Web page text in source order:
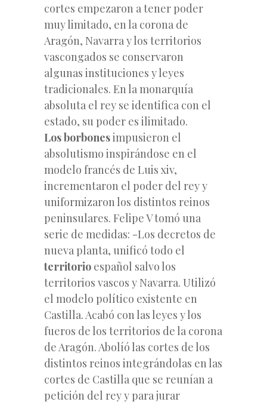
cortes empezaron a tener poder
muy limitado, en la corona de
Aragón, Navarra y los territorios
vascongados se conservaron
algunas instituciones y leyes
tradicionales. En la monarquía
absoluta el rey se identifica con el
estado, su poder es ilimitado.
Los borbonesimpusieron el
absolutismo inspirándose en el
modelo francés de Luis xiv,
incrementaron el poder del rey y
uniformizaron los distintos reinos
peninsulares. Felipe V tomó una
serie de medidas: -Los decretos de
nueva planta, unificó todo el
territorio español salvo los
territorios vascos y Navarra. Utilizó
el modelo político existente en
Castilla. Acabó con las leyes y los
fueros de los territorios de la corona
de Aragón. Abolíó las cortes de los
distintos reinos integrándolas en las
cortes de Castilla que se reunían a
petición del rey y para jurar